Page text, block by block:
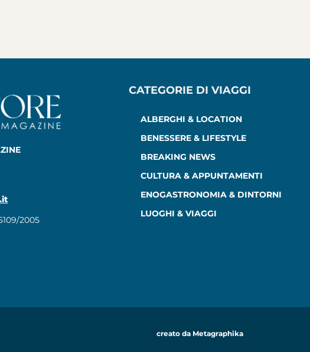
2005
CATEGORIE DI VIAGGI
ALBERGHI & LOCATION
BENESSERE & LIFESTYLE
BREAKING NEWS
CULTURA & APPUNTAMENTI
ENOGASTRONOMIA & DINTORNI
LUOGHI & VIAGGI
creato da Metagraphika